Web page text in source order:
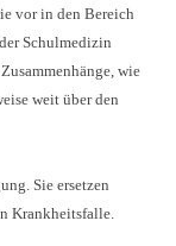
vor in den Bereich
Schulmedizin
wie
weit über den
Sie ersetzen
Krankheitsfalle.